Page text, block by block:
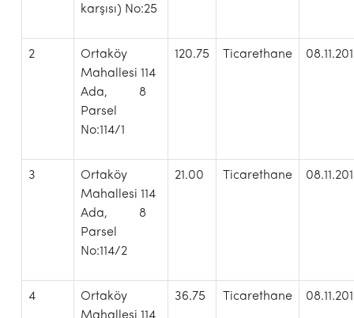
karşısı) No:25
2
Ortaköy
Mahallesi 114
Ada, 8
Parsel
No:114/1
120.75 Ticarethane
3
Ortaköy
Mahallesi 114
Ada, 8
Parsel
No:114/2
21.00 Ticarethane
4
Ortaköy
Mahallesi 114
36.75 Ticarethane